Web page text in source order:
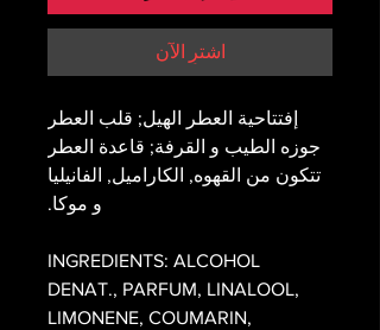
اشترِ الآن
إفتتاحية العطر الهيل; قلب العطر
جوزه الطيب و القرفة; قاعدة العطر
تتكون من القهوه, الكاراميل, الفانيليا
و موكا.
INGREDIENTS: ALCOHOL
DENAT., PARFUM, LINALOOL,
LIMONENE, COUMARIN,